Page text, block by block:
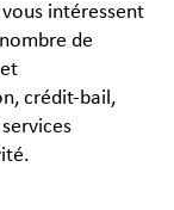
intéressent
de
crédit-bail,